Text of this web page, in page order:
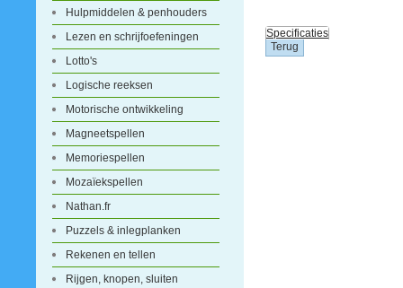
Hulpmiddelen & penhouders
Lezen en schrijfoefeningen
Lotto's
Logische reeksen
Motorische ontwikkeling
Magneetspellen
Memoriespellen
Mozaïekspellen
Nathan.fr
Puzzels & inlegplanken
Rekenen en tellen
Rijgen, knopen, sluiten
Specificaties